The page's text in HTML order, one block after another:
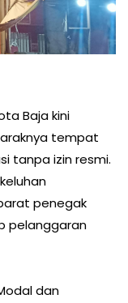
Baja kini
tempat
tanpa izin resmi.
penegak
pelanggaran
dan